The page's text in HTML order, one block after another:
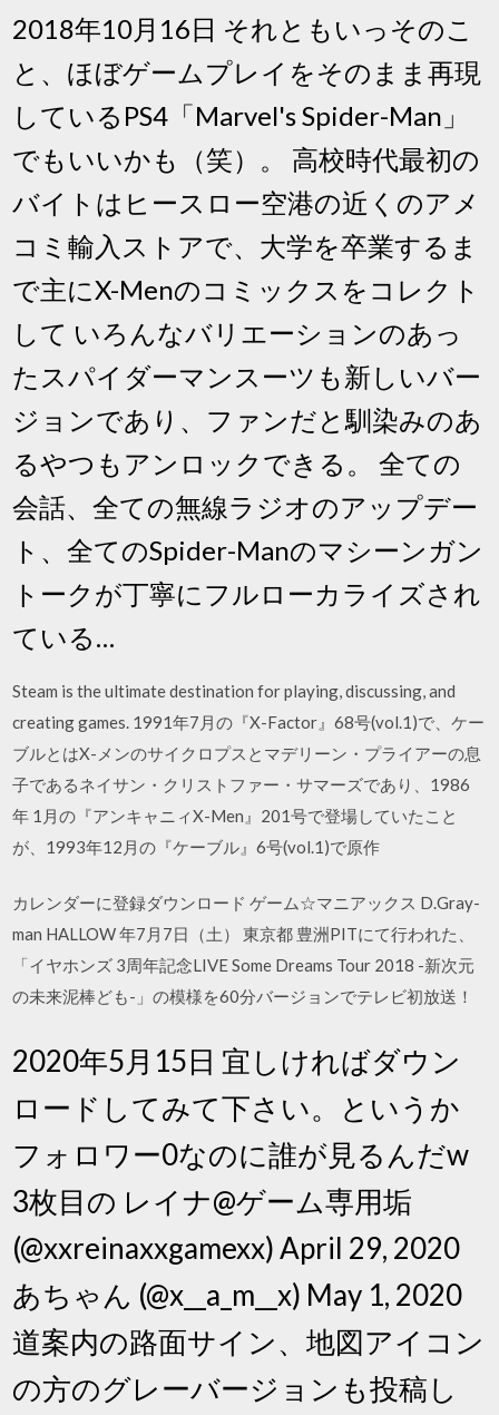
2018年10月16日 それともいっそのこ
と、ほぼゲームプレイをそのまま再現
しているPS4「Marvel's Spider-Man」
でもいいかも（笑）。 高校時代最初の
バイトはヒースロー空港の近くのアメ
コミ輸入ストアで、大学を卒業するま
で主にX-Menのコミックスをコレクト
して いろんなバリエーションのあっ
たスパイダーマンスーツも新しいバー
ジョンであり、ファンだと馴染みのあ
るやつもアンロックできる。 全ての
会話、全ての無線ラジオのアップデー
ト、全てのSpider-Manのマシーンガン
トークが丁寧にフルローカライズされ
ている…
Steam is the ultimate destination for playing, discussing, and
creating games. 1991年7月の『X-Factor』68号(vol.1)で、ケー
ブルとはX-メンのサイクロプスとマデリーン・プライアーの息
子であるネイサン・クリストファー・サマーズであり、1986
年 1月の『アンキャニィX-Men』201号で登場していたこと
が、1993年12月の『ケーブル』6号(vol.1)で原作
カレンダーに登録ダウンロード ゲーム☆マニアックス D.Gray-
man HALLOW 年7月7日（土） 東京都 豊洲PITにて行われた、
「イヤホンズ 3周年記念LIVE Some Dreams Tour 2018 -新次元
の未来泥棒ども-」の模様を60分バージョンでテレビ初放送！
2020年5月15日 宜しければダウン
ロードしてみて下さい。というか
フォロワー0なのに誰が見るんだw
3枚目の レイナ@ゲーム専用垢
(@xxreinaxxgamexx) April 29, 2020
あちゃん (@x__a_m__x) May 1, 2020
道案内の路面サイン、地図アイコン
の方のグレーバージョンも投稿し